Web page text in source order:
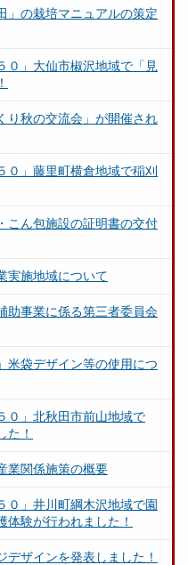
」の栽培マニュアルの策定
０」大仙市椒沢地域で「見
り秋の交流会」が開催され
０」藤里町横倉地域で稲刈
こん包施設の証明書の交付
実施地域について
助事業に係る第三者委員会
米袋デザイン等の使用につ
０」北秋田市前山地域で
た！
関係施策の概要
０」井川町綱木沢地域で園
体験が行われました！
デザインを発表しました！